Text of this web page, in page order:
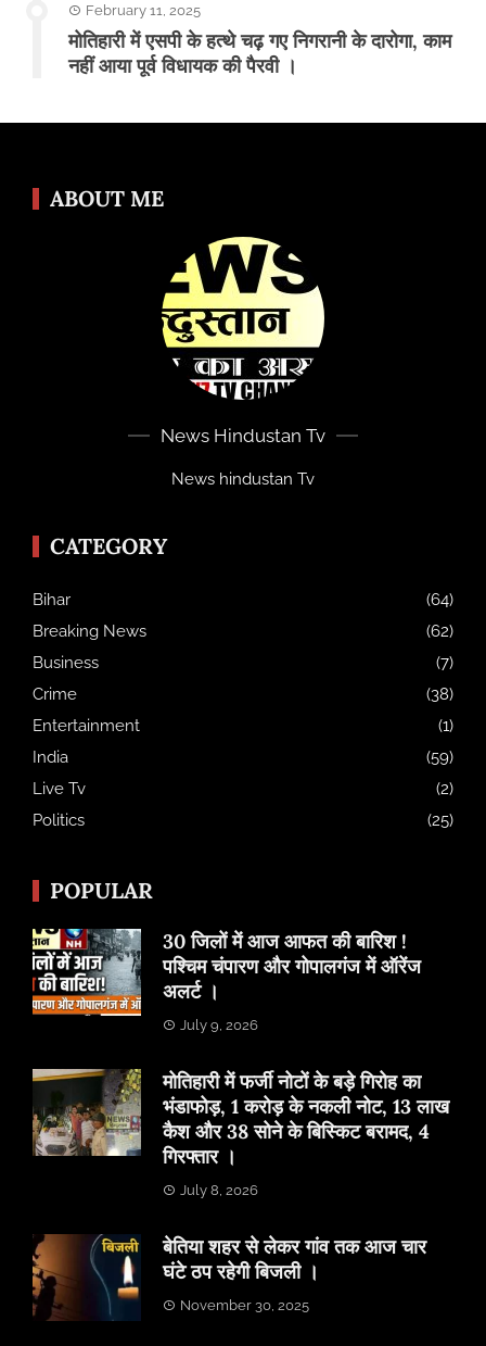
February 11, 2025
मोतिहारी में एसपी के हत्थे चढ़ गए निगरानी के दारोगा, काम
नहीं आया पूर्व विधायक की पैरवी ।
ABOUT ME
News Hindustan Tv
News hindustan Tv
CATEGORY
Bihar
(64)
Breaking News
(62)
Business
(7)
Crime
(38)
Entertainment
(1)
India
(59)
Live Tv
(2)
Politics
(25)
POPULAR
30 जिलों में आज आफत की बारिश !
पश्चिम चंपारण और गोपालगंज में ऑरेंज
अलर्ट ।
July 9, 2026
मोतिहारी में फर्जी नोटों के बड़े गिरोह का
भंडाफोड़, 1 करोड़ के नकली नोट, 13 लाख
कैश और 38 सोने के बिस्किट बरामद, 4
गिरफ्तार ।
July 8, 2026
बेतिया शहर से लेकर गांव तक आज चार
घंटे ठप रहेगी बिजली ।
November 30, 2025